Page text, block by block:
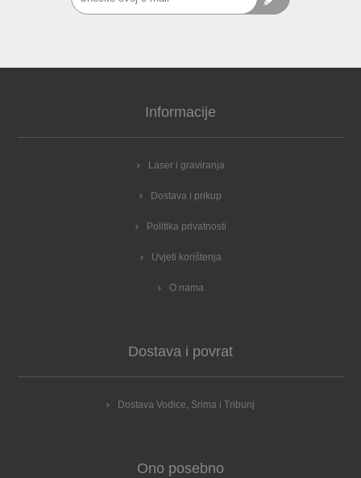
Informacije
Laser i graviranja
Dostava i prikup
Politika privatnosti
Uvjeti korištenja
O nama
Dostava i povrat
Dostava Vodice, Srima i Tribunj
Ono posebno